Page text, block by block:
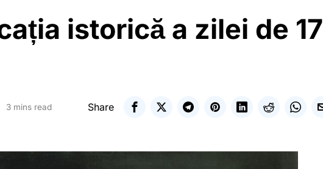
istorică a zilei de 17
3 mins read Share